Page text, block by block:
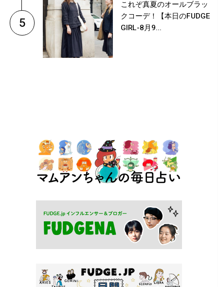
5
これぞ真夏のオールブラッ
クコーデ！【本日のFUDGE
GIRL-8月9...